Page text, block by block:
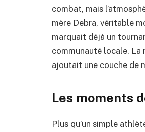
combat, mais
mère Debra, véritable
marquait déjà un
communauté locale. La
ajoutait une couche de
Les moments
Plus qu’un simple